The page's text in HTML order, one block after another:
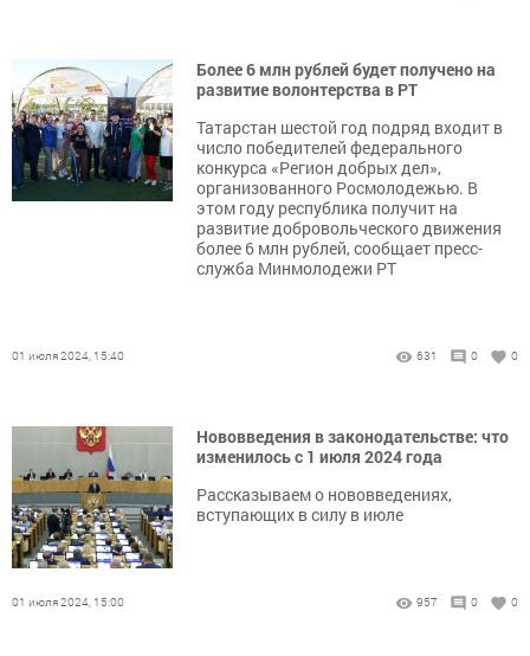
Более 6 млн рублей будет получено на
развитие волонтерства в РТ
Татарстан шестой год подряд входит в
число победителей федерального
конкурса «Регион добрых дел»,
организованного Росмолодежью. В
этом году республика получит на
развитие добровольческого движения
более 6 млн рублей, сообщает пресс-
служба Минмолодежи РТ
01 июля 2024, 15:40 631 0 0
Нововведения в законодательстве: что
изменилось с 1 июля 2024 года
Рассказываем о нововведениях,
вступающих в силу в июле
01 июля 2024, 15:00 957 0 0